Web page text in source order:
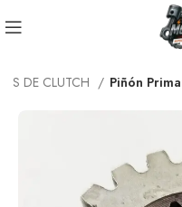
DE CLUTCH Piñón